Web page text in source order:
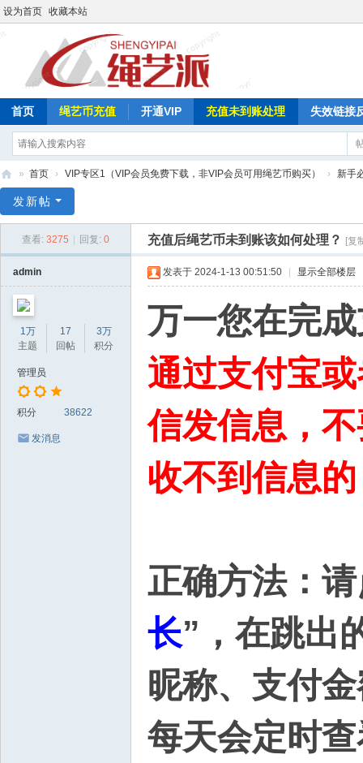
设为首页 收藏本站
首页 绳艺币充值 开通VIP 充值未到账处理 失效链接
艺
» 首页 › VIP专区1（VIP会员免费下载，非VIP会员可用绳艺币购买） › 新手
发新帖
查看: 3275 回复: 0 充值后绳艺币未到账该如何处理？ [复
admin
1万
主题
17
回帖
3万
积分
管理员
积分 38622
发消息
发表于 2024-1-13 00:51:50 显示全部楼层
万一您在完
通过支付宝
信发信息，
收不到信息
正确方法：
长”，在跳出
昵称、支付
每天会定时